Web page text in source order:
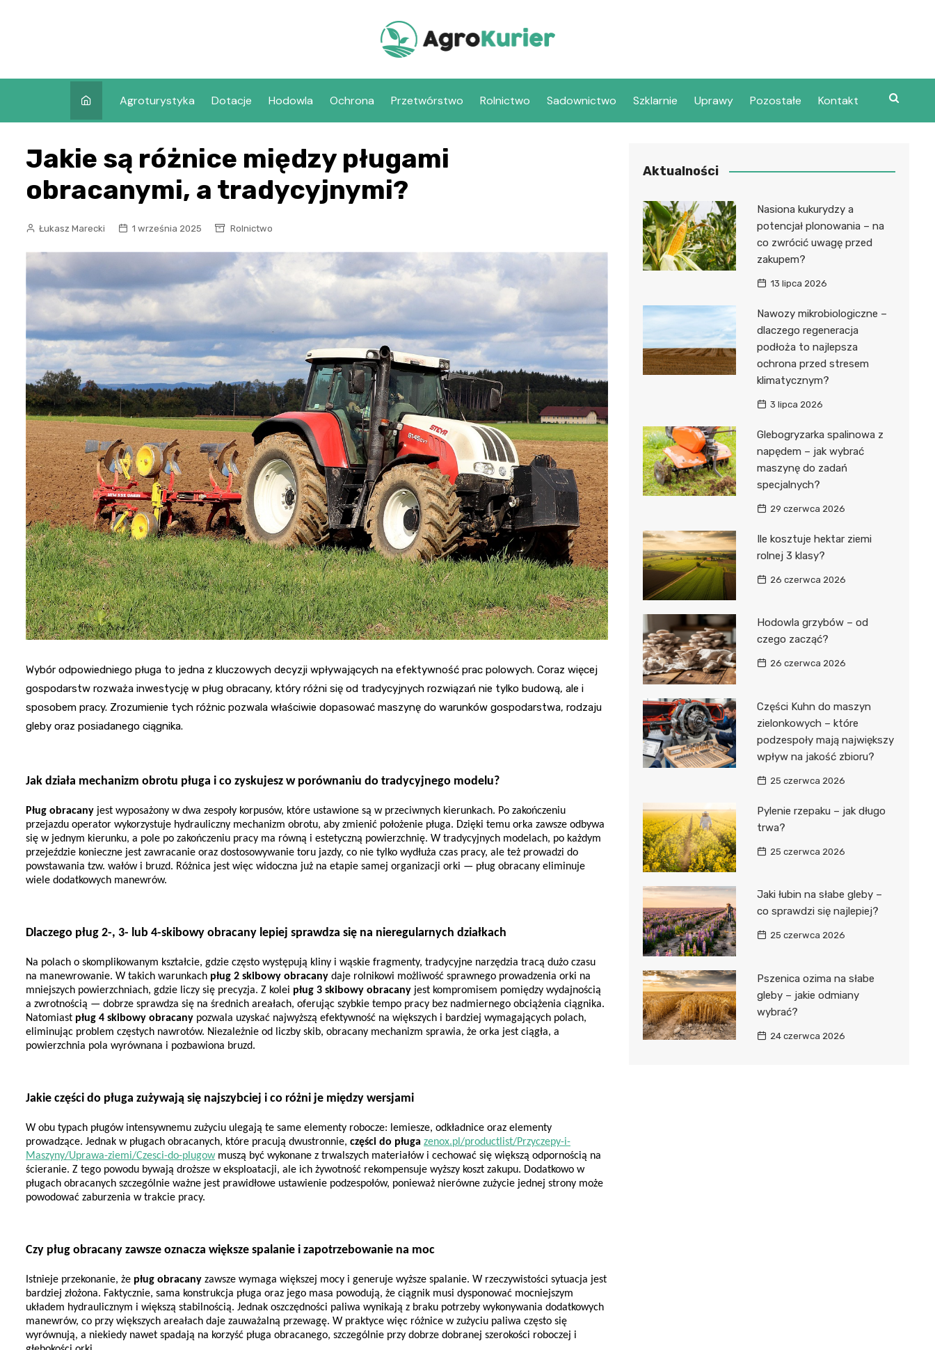
Agroturystyka Dotacje Hodowla Ochrona Przetwórstwo Rolnictwo Sadownictwo Szklarnie Uprawy Pozostałe Kontakt
Jakie są różnice między pługami
obracanymi, a tradycyjnymi?
Łukasz Marecki 1 września 2025 Rolnictwo
Wybór odpowiedniego pługa to jedna z kluczowych decyzji wpływających na efektywność prac polowych. Coraz więcej
gospodarstw rozważa inwestycję w pług obracany, który różni się od tradycyjnych rozwiązań nie tylko budową, ale i
sposobem pracy. Zrozumienie tych różnic pozwala właściwie dopasować maszynę do warunków gospodarstwa, rodzaju
gleby oraz posiadanego ciągnika.
Jak działa mechanizm obrotu pługa i co zyskujesz w porównaniu do tradycyjnego modelu?
Pług obracany jest wyposażony w dwa zespoły korpusów, które ustawione są w przeciwnych kierunkach. Po zakończeniu
przejazdu operator wykorzystuje hydrauliczny mechanizm obrotu, aby zmienić położenie pługa. Dzięki temu orka zawsze odbywa
się w jednym kierunku, a pole po zakończeniu pracy ma równą i estetyczną powierzchnię. W tradycyjnych modelach, po każdym
przejeździe konieczne jest zawracanie oraz dostosowywanie toru jazdy, co nie tylko wydłuża czas pracy, ale też prowadzi do
powstawania tzw. wałów i bruzd. Różnica jest więc widoczna już na etapie samej organizacji orki — pług obracany eliminuje
wiele dodatkowych manewrów.
Dlaczego pług 2-, 3- lub 4-skibowy obracany lepiej sprawdza się na nieregularnych działkach
Na polach o skomplikowanym kształcie, gdzie często występują kliny i wąskie fragmenty, tradycyjne narzędzia tracą dużo czasu
na manewrowanie. W takich warunkach pług 2 skibowy obracany daje rolnikowi możliwość sprawnego prowadzenia orki na
mniejszych powierzchniach, gdzie liczy się precyzja. Z kolei pług 3 skibowy obracany jest kompromisem pomiędzy wydajnością
a zwrotnością — dobrze sprawdza się na średnich areałach, oferując szybkie tempo pracy bez nadmiernego obciążenia ciągnika.
Natomiast pług 4 skibowy obracany pozwala uzyskać najwyższą efektywność na większych i bardziej wymagających polach,
eliminując problem częstych nawrotów. Niezależnie od liczby skib, obracany mechanizm sprawia, że orka jest ciągła, a
powierzchnia pola wyrównana i pozbawiona bruzd.
Jakie części do pługa zużywają się najszybciej i co różni je między wersjami
W obu typach pługów intensywnemu zużyciu ulegają te same elementy robocze: lemiesze, odkładnice oraz elementy
prowadzące. Jednak w pługach obracanych, które pracują dwustronnie, części do pługa zenox.pl/productlist/Przyczepy-i-
Maszyny/Uprawa-ziemi/Czesci-do-plugow muszą być wykonane z trwalszych materiałów i cechować się większą odpornością na
ścieranie. Z tego powodu bywają droższe w eksploatacji, ale ich żywotność rekompensuje wyższy koszt zakupu. Dodatkowo w
pługach obracanych szczególnie ważne jest prawidłowe ustawienie podzespołów, ponieważ nierówne zużycie jednej strony może
powodować zaburzenia w trakcie pracy.
Czy pług obracany zawsze oznacza większe spalanie i zapotrzebowanie na moc
Istnieje przekonanie, że pług obracany zawsze wymaga większej mocy i generuje wyższe spalanie. W rzeczywistości sytuacja jest
bardziej złożona. Faktycznie, sama konstrukcja pługa oraz jego masa powodują, że ciągnik musi dysponować mocniejszym
układem hydraulicznym i większą stabilnością. Jednak oszczędności paliwa wynikają z braku potrzeby wykonywania dodatkowych
manewrów, co przy większych areałach daje zauważalną przewagę. W praktyce więc różnice w zużyciu paliwa często się
wyrównują, a niekiedy nawet spadają na korzyść pługa obracanego, szczególnie przy dobrze dobranej szerokości roboczej i
Aktualności
Nasiona kukurydzy a
potencjał plonowania – na
co zwrócić uwagę przed
zakupem?
13 lipca 2026
Nawozy mikrobiologiczne –
dlaczego regeneracja
podłoża to najlepsza
ochrona przed stresem
klimatycznym?
3 lipca 2026
Glebogryzarka spalinowa z
napędem – jak wybrać
maszynę do zadań
specjalnych?
29 czerwca 2026
Ile kosztuje hektar ziemi
rolnej 3 klasy?
26 czerwca 2026
Hodowla grzybów – od
czego zacząć?
26 czerwca 2026
Części Kuhn do maszyn
zielonkowych – które
podzespoły mają największy
wpływ na jakość zbioru?
25 czerwca 2026
Pylenie rzepaku – jak długo
trwa?
25 czerwca 2026
Jaki łubin na słabe gleby –
co sprawdzi się najlepiej?
25 czerwca 2026
Pszenica ozima na słabe
gleby – jakie odmiany
wybrać?
24 czerwca 2026